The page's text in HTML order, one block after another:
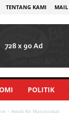
TENTANG KAMI MAIL
POLITIK
– Awab Ke Masyarakat